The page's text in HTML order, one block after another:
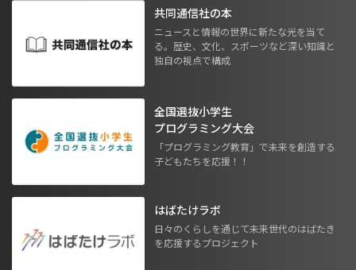
共同通信社の本
ニュースと情報の世界に新たな光を当て
る。歴史、文化、スポーツなど深い知識と
独自の視点で構成
全国選抜小学生
プログラミング大会
「プログラミング教育」で未来を創造する
子どもたちを応援！！
はばたけラボ
日々のくらしを通じて未来世代のはばたき
を応援するプロジェクト